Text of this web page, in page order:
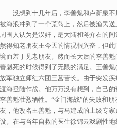
没想到十几年后，李善魁和卢新泉不
被海浪冲到了一个荒岛上，然后被渔民
周围人认为是汉奸，是大陆和蒋介石的
然得知老朋友王今天的情况很兴奋，但
境而羞于见老朋友。然而长大后的李善
善魁死的时候得到了无限的满足。王善
放军独立师红六团三营营长。由于突发
渡海登陆作战。他万万没有想到，自己
李善魁壮烈牺牲。“金门海战”的失败和
友，他改名王善魁，与马建成的上级专
设。在与当年自救的医生徐锦云戏剧性